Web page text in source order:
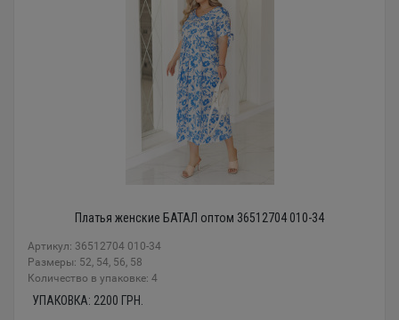
Платья женские БАТАЛ оптом 36512704 010-34
Артикул: 36512704 010-34
Размеры: 52, 54, 56, 58
Количество в упаковке: 4
УПАКОВКА: 2200 ГРН.